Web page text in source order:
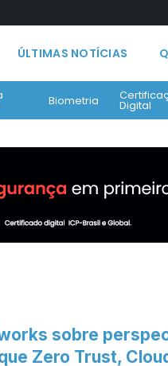
ÚLTIMAS NOTÍCIAS
Biometria Digital
sobre
Zero Trust,